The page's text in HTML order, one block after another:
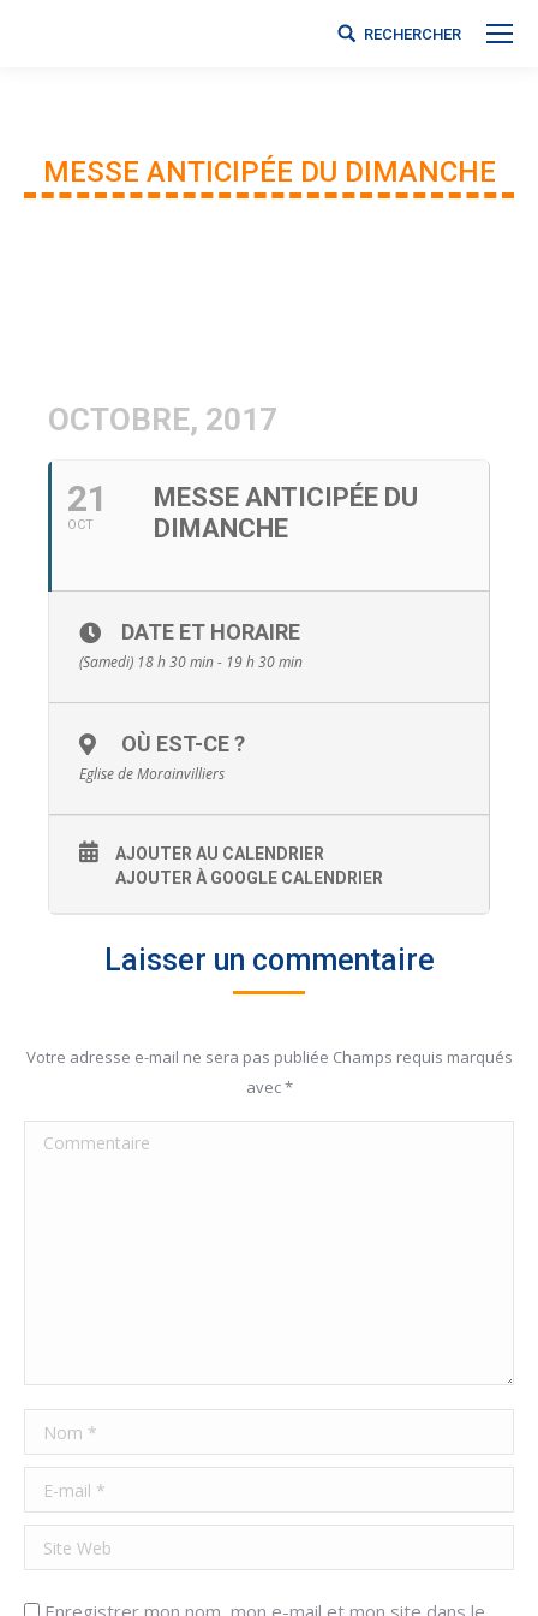
Search:RECHERCHER
MESSE ANTICIPÉE DU DIMANCHE
OCTOBRE, 2017
21
OCT
MESSE ANTICIPÉE DU
DIMANCHE
DATE ET HORAIRE
(Samedi) 18 h 30 min - 19 h 30 min
OÙ EST-CE ?
Eglise de Morainvilliers
AJOUTER AU CALENDRIER
AJOUTER À GOOGLE CALENDRIER
Laisser un commentaire
Votre adresse e-mail ne sera pas publiée Champs requis marqués
avec*
Commentaire
Nom *
E-mail *
Site Web
Enregistrer mon nom, mon e-mail et mon site dans le